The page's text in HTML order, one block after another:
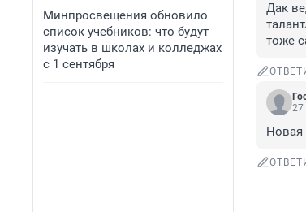
Минпросвещения обновило
список учебников: что будут
изучать в школах и колледжах
с 1 сентября
Дак
тоже
27
Новая